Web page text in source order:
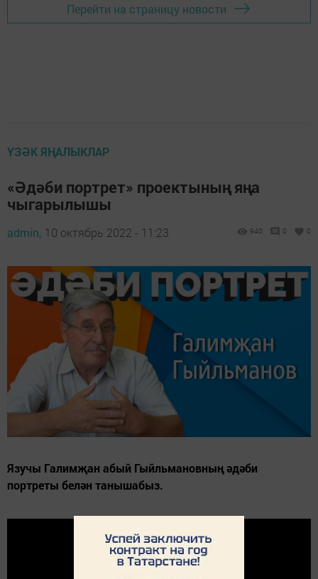
Перейти на страницу новости
ҮЗӘК ЯҢАЛЫКЛАР
«Әдәби портрет» проектының яңа
чыгарылышы
admin, 10 октябрь 2022 - 11:23 940 0 0
Язучы Галимҗан абый Гыйльмановның әдәби
портреты белән танышабыз.